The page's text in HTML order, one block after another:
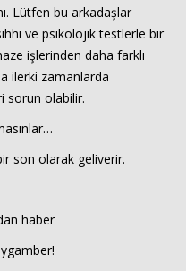
Lütfen bu arkadaşlar
ve psikolojik testlerle bir
işlerinden daha farklı
ilerki zamanlarda
sorun olabilir.
son olarak geliverir.
haber